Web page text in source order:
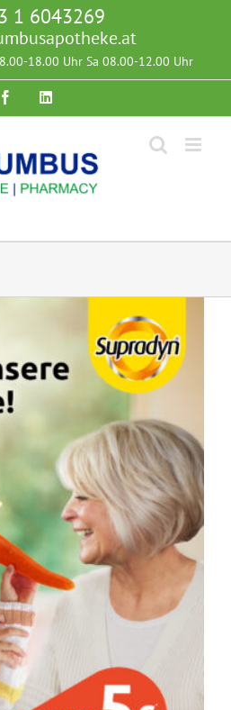
1 6043269
18.00 Uhr Sa 08.00-12.00 Uhr
FacebookInstagram